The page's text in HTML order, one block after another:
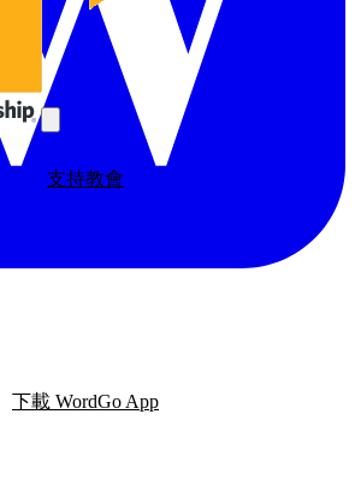
探索我們的BSF部落格
下載 WordGo App
支持教會